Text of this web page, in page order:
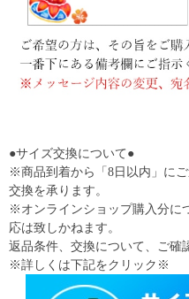
●サイズ交換について●
※商品到着から「8日以内」に
交換を承ります。
※オンラインショップ購入分に
応は致しかねます。
返品条件、交換について、ご確
※詳しくは下記をクリック※